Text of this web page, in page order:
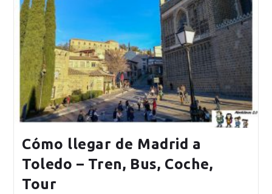
Cómo llegar de Madrid a
Toledo – Tren, Bus, Coche,
Tour